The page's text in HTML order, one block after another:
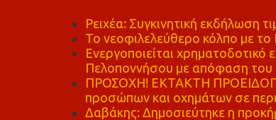
Ρειχέα: Συγκινητική εκδήλωση
Το νεοφιλελεύθερο κόλπο με
Ενεργοποιείται χρηματοδοτικό
Πελοποννήσου με απόφαση
ΠΡΟΣΟΧΗ! ΕΚΤΑΚΤΗ
προσώπων και οχημάτων σε
Δαβάκης: Δημοσιεύτηκε η